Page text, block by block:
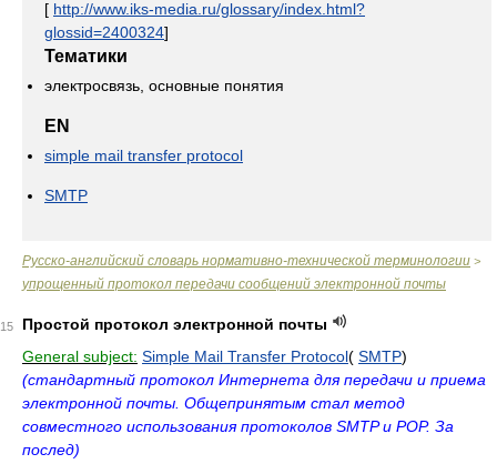
[ http://www.iks-media.ru/glossary/index.html?
glossid=2400324]
Тематики
электросвязь, основные понятия
EN
simple mail transfer protocol
SMTP
Русско-английский словарь нормативно-технической терминологии >
упрощенный протокол передачи сообщений электронной почты
15
Простой протокол электронной почты
General subject: Simple Mail Transfer Protocol( SMTP)
(стандартный протокол Интернета для передачи и приема
электронной почты. Общепринятым стал метод
совместного использования протоколов SMTP и POP. За
послед)